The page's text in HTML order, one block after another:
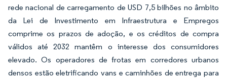
rede nacional de carregamento de USD 7,5 bilhões no âmbito
da Lei de Investimento em Infraestrutura e Empregos
comprime os prazos de adoção, e os créditos de compra
válidos até 2032 mantêm o interesse dos consumidores
elevado. Os operadores de frotas em corredores urbanos
densos estão eletrificando vans e caminhões de entrega para